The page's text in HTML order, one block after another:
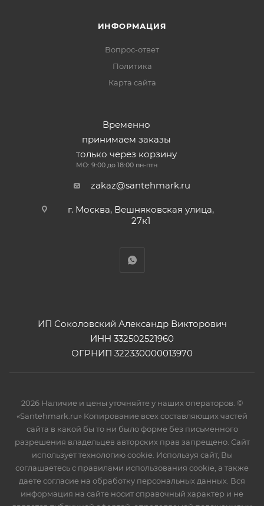
ИНФОРМАЦИЯ
Вопрос-ответ
Политика
Карта сайта
Временно
принимаем заказы
только через корзину
МО: 9:00 до 18:00 пн-птн
zakaz@santehmark.ru
г. Москва, Вешняковская улица,
27к1
ИП Соколовский Александр Викторович
ИНН 332502521960
ОГРНИП 322330000013970
2026 Наличие и цены уточняйте у наших операторов. ©
«Santehmark.ru» Копирование всех составляющих частей
сайта в какой бы то ни было форме без письменного
разрешения владельцев авторских прав запрещено. Сайт
использует технологию cookie. Используя сайт, Вы
соглашаетесь с правилами использования cookie, а также
даете согласие на обработку персональных данных. Вся
информация на сайте носит справочный характер и не